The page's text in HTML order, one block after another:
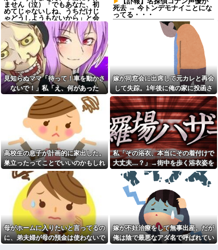
ません（泣）「でもあなた、初
めてじゃないしね、うちだけじ
ゃどうしようもないから」と会
話が聞こえてきた→する
と・・・
生活保護の相談に行ったら、
愛猫を手放さないと無理と言わ
れた。子どものような存在だか
ら手放すのは絶対に考えられな
い・・・
妹と差をつけて育てられた。
妹「家も土地も、財産はすべて
私が継ぐ。相続は放棄して」母
「うんうん」私「わかった」 →
数年後、復讐のチャンスがや...
彼女と結婚の話をしていた時
に言われたことが衝撃だった
祖父が亡くなって遺品整理し
てたら大量の手紙が出てきた。
全部同じ女性で祖父と恋愛関係
だったっぽい
見知らぬママ「待って！車を
動かさないで！」私「え、何が
あったの！？」→慌てて降りる
と園長先生が激怒していて…
私「この絵馬、切ないお願い
が書いてある…」友人「読んで
みて」→有名神社で見つけた願
い事の内容に、思わず神様も困
るだろうと思ってしまい…
義妹夫のお兄さんが草加の集
まりにいてビックリ。義両親は
新興宗教大嫌いな人たちなのに...
死去 → 今トンデモナイことにな
ってる・・・
職場で電話を取った新入社員
の女子がヒワイなことを言われ
てショックを受けたことがあっ
20年くらい前だけど当時お付
き合いがあった仲間が神社に赤
いものを身につけちゃいけない
と言ってた
父の再婚相手が職権乱用して
私達の個人情報を調べ、訪問や
電話をしてくる
母「お姉ちゃんは偉いのに、
あんたはねぇ…」私「また比べ
るの？」→積もり積もった不満
がついに爆発して…
日本韓国台湾「少子化です」
←わかる 中国北朝鮮「少子化
です」←強権国家でも止められ
ないのかよ
ラーメンハゲ「最近のインス
タントは店に出せるレベル」ラ
ーメン大好きJK「店とインスタ
ントの良さは別のベクトル」他
担当美容師と近所の道端でば
ったり。美容師「早く前みたい
に美容室に来てくださいよ～」
私「もう少し落ち着いたらお願
いします」
カメムシは同種のカメムシが
発した臭いでショック死する事
見知らぬママ「待って！車を動かさ
ないで！」私「え、何があった
の！？」→慌てて降りると園長先生
が激怒していて…
嫁が同窓会に出席して元カレと再会
して失踪。1年後に俺の家に投函さ
れたものがこれ...
高校生の息子が計画的に家出した。
巣立ったってことでいいのかもしれ
ないけど、なんか割り切れず...
私「その浴衣、本当にその着付けで
大丈夫…？」→街中を歩く浴衣姿を
見て、違和感ばかりが気になってし
まい…
母がホームに入りたいと言ってるの
に、弟夫婦が母の預金は使わないで
嫁が不妊治療をして無事出産。だが
俺は陰で最悪なアダ名で呼ばれてい